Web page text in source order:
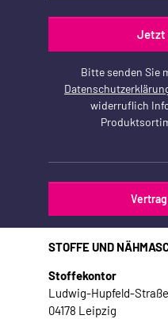
Jetzt
Bitte senden Sie
widerruflich
STOFFE UND
Stoffekontor
Ludwig-Hupfeld-
04178 Leipzig